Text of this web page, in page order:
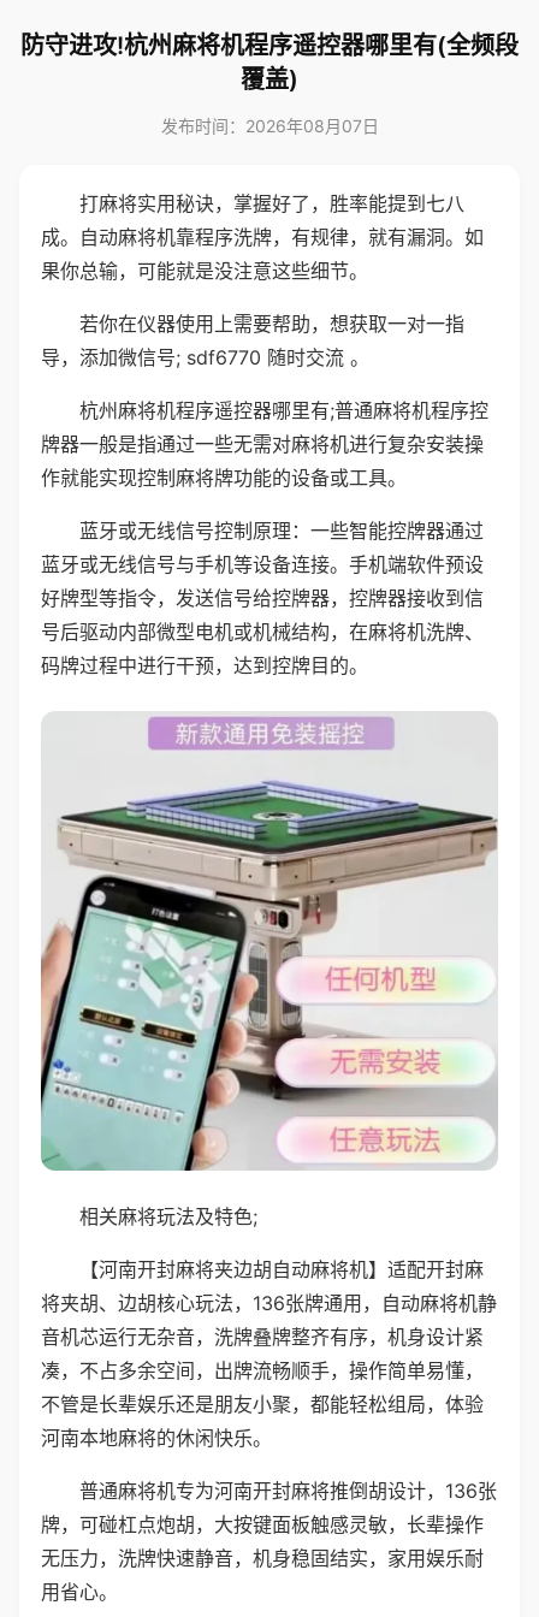
防守进攻!杭州麻将机程序遥控器哪里有(全频段
覆盖)
发布时间：2026年08月07日
打麻将实用秘诀，掌握好了，胜率能提到七八
成。自动麻将机靠程序洗牌，有规律，就有漏洞。如
果你总输，可能就是没注意这些细节。
若你在仪器使用上需要帮助，想获取一对一指
导，添加微信号; sdf6770 随时交流 。
杭州麻将机程序遥控器哪里有;普通麻将机程序控
牌器一般是指通过一些无需对麻将机进行复杂安装操
作就能实现控制麻将牌功能的设备或工具。
蓝牙或无线信号控制原理：一些智能控牌器通过
蓝牙或无线信号与手机等设备连接。手机端软件预设
好牌型等指令，发送信号给控牌器，控牌器接收到信
号后驱动内部微型电机或机械结构，在麻将机洗牌、
码牌过程中进行干预，达到控牌目的。
相关麻将玩法及特色;
【河南开封麻将夹边胡自动麻将机】适配开封麻
将夹胡、边胡核心玩法，136张牌通用，自动麻将机静
音机芯运行无杂音，洗牌叠牌整齐有序，机身设计紧
凑，不占多余空间，出牌流畅顺手，操作简单易懂，
不管是长辈娱乐还是朋友小聚，都能轻松组局，体验
河南本地麻将的休闲快乐。
普通麻将机专为河南开封麻将推倒胡设计，136张
牌，可碰杠点炮胡，大按键面板触感灵敏，长辈操作
无压力，洗牌快速静音，机身稳固结实，家用娱乐耐
用省心。